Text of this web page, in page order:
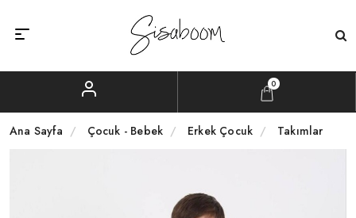
0
Ana Sayfa Çocuk - Bebek Erkek Çocuk Takımlar